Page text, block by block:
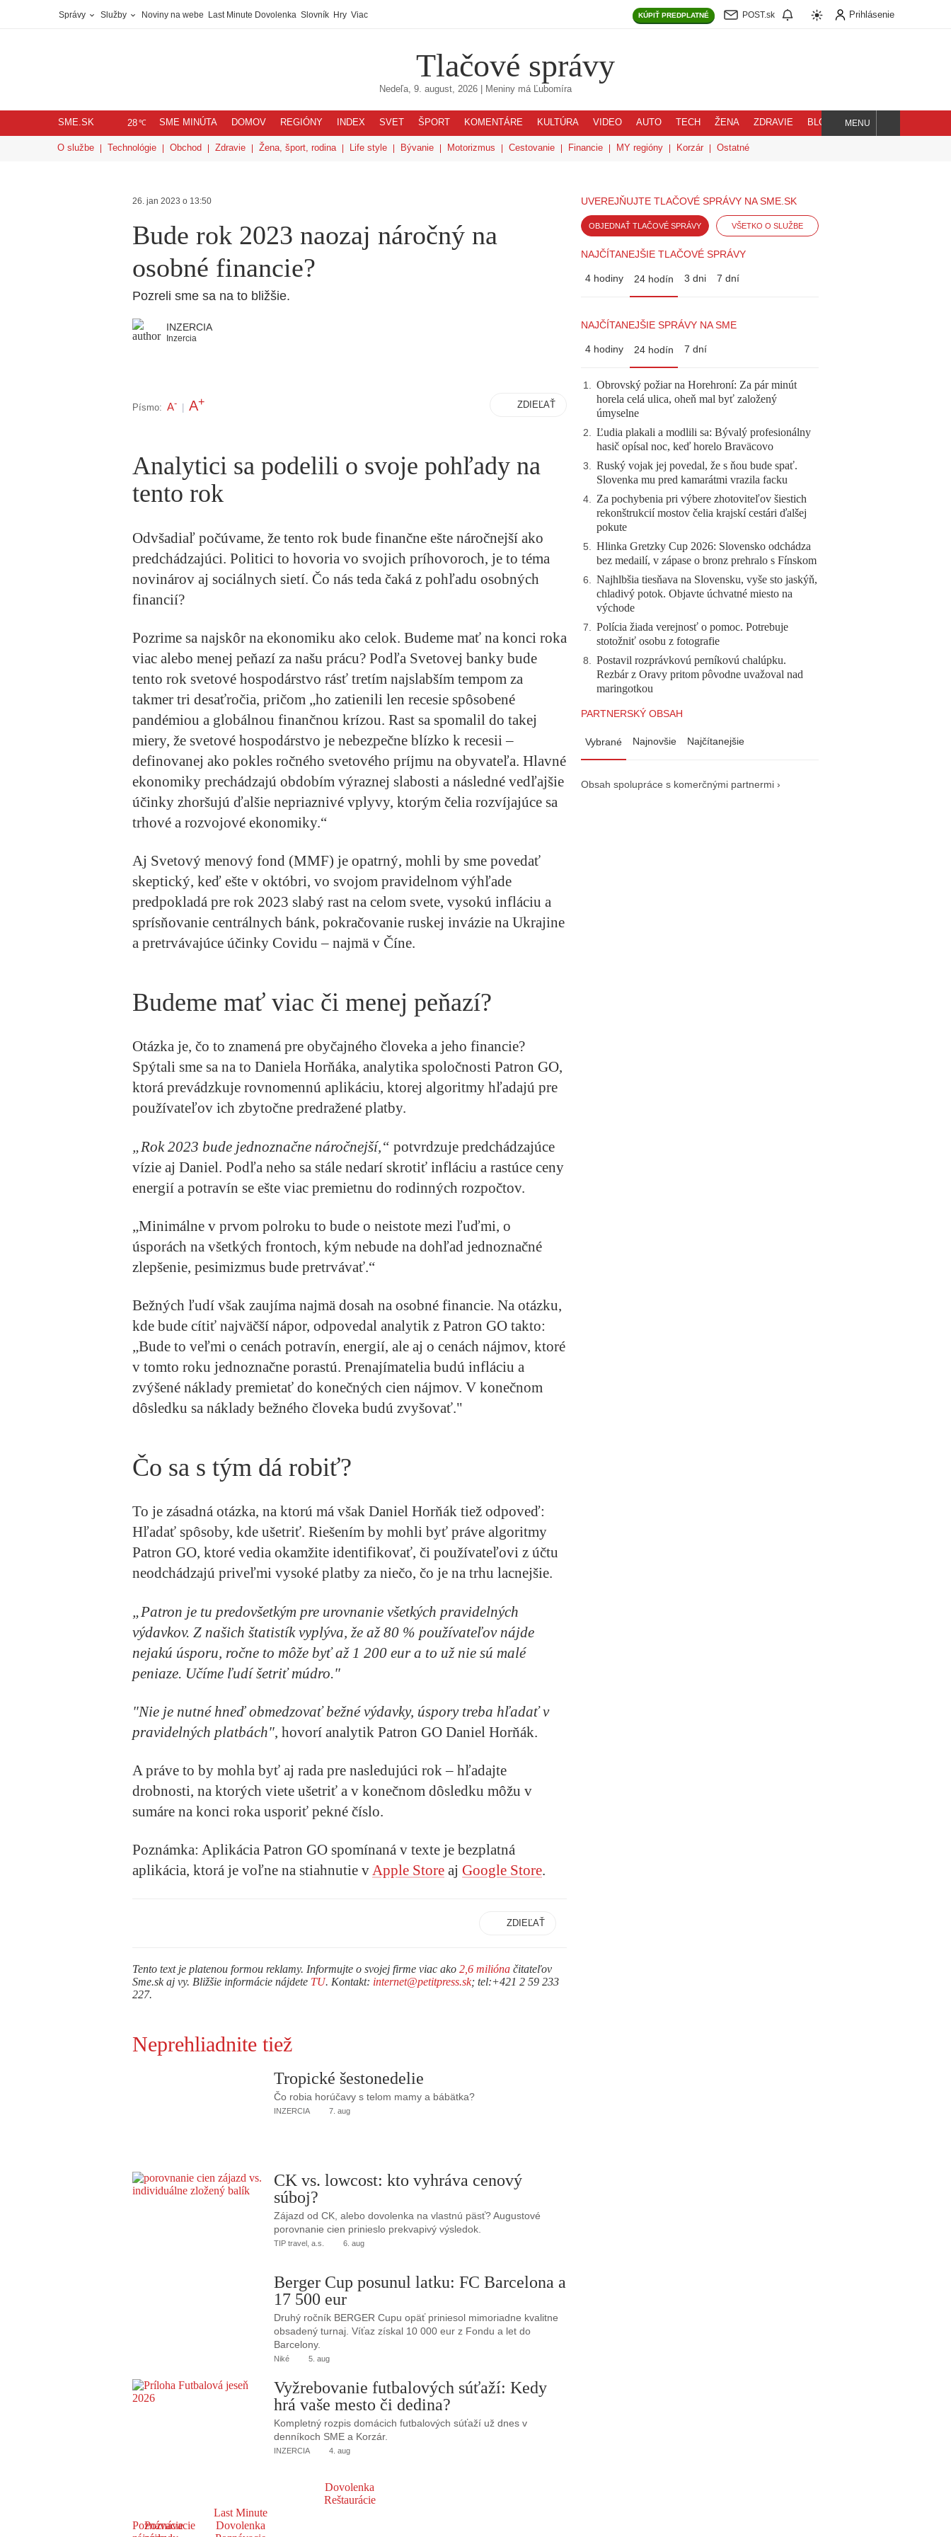
Správy Služby Noviny na webe Last Minute Dovolenka Slovník Hry Viac KÚPIŤ PREDPLATNÉ POST.sk Prihlásenie
Tlačové správy
Nedeľa, 9. august, 2026 | Meniny má Ľubomíra
SME.SK 28℃ SME MINÚTA DOMOV REGIÓNY INDEX SVET ŠPORT KOMENTÁRE KULTÚRA VIDEO AUTO TECH ŽENA ZDRAVIE BLOG
Hľadaj
MENU
O službe Technológie Obchod Zdravie Žena, šport, rodina Life style Bývanie Motorizmus Cestovanie Financie MY regióny Korzár Ostatné
26. jan 2023 o 13:50
Bude rok 2023 naozaj náročný na
osobné financie?
Pozreli sme sa na to bližšie.
INZERCIA
Inzercia
Písmo: A- A+ ZDIEĽAŤ
Analytici sa podelili o svoje pohľady na
tento rok
Odvšadiaľ počúvame, že tento rok bude finančne ešte náročnejší ako
predchádzajúci. Politici to hovoria vo svojich príhovoroch, je to téma
novinárov aj sociálnych sietí. Čo nás teda čaká z pohľadu osobných
financií?
Pozrime sa najskôr na ekonomiku ako celok. Budeme mať na konci roka
viac alebo menej peňazí za našu prácu? Podľa Svetovej banky bude
tento rok svetové hospodárstvo rásť tretím najslabším tempom za
takmer tri desaťročia, pričom „ho zatienili len recesie spôsobené
pandémiou a globálnou finančnou krízou. Rast sa spomalil do takej
miery, že svetové hospodárstvo je nebezpečne blízko k recesii –
definovanej ako pokles ročného svetového príjmu na obyvateľa. Hlavné
ekonomiky prechádzajú obdobím výraznej slabosti a následné vedľajšie
účinky zhoršujú ďalšie nepriaznivé vplyvy, ktorým čelia rozvíjajúce sa
trhové a rozvojové ekonomiky.“
Aj Svetový menový fond (MMF) je opatrný, mohli by sme povedať
skeptický, keď ešte v októbri, vo svojom pravidelnom výhľade
predpokladá pre rok 2023 slabý rast na celom svete, vysokú infláciu a
sprísňovanie centrálnych bánk, pokračovanie ruskej invázie na Ukrajine
a pretrvávajúce účinky Covidu – najmä v Číne.
Budeme mať viac či menej peňazí?
Otázka je, čo to znamená pre obyčajného človeka a jeho financie?
Spýtali sme sa na to Daniela Horňáka, analytika spoločnosti Patron GO,
ktorá prevádzkuje rovnomennú aplikáciu, ktorej algoritmy hľadajú pre
používateľov ich zbytočne predražené platby.
„Rok 2023 bude jednoznačne náročnejší,“ potvrdzuje predchádzajúce
vízie aj Daniel. Podľa neho sa stále nedarí skrotiť infláciu a rastúce ceny
energií a potravín se ešte viac premietnu do rodinných rozpočtov.
„Minimálne v prvom polroku to bude o neistote mezi ľuďmi, o
úsporách na všetkých frontoch, kým nebude na dohľad jednoznačné
zlepšenie, pesimizmus bude pretrvávať.“
Bežných ľudí však zaujíma najmä dosah na osobné financie. Na otázku,
kde bude cítiť najväčší nápor, odpovedal analytik z Patron GO takto:
„Bude to veľmi o cenách potravín, energií, ale aj o cenách nájmov, ktoré
v tomto roku jednoznačne porastú. Prenajímatelia budú infláciu a
zvýšené náklady premietať do konečných cien nájmov. V konečnom
dôsledku sa náklady bežného človeka budú zvyšovať."
Čo sa s tým dá robiť?
To je zásadná otázka, na ktorú má však Daniel Horňák tiež odpoveď:
Hľadať spôsoby, kde ušetriť. Riešením by mohli byť práve algoritmy
Patron GO, ktoré vedia okamžite identifikovať, či používateľovi z účtu
neodchádzajú priveľmi vysoké platby za niečo, čo je na trhu lacnejšie.
„Patron je tu predovšetkým pre urovnanie všetkých pravidelných
výdavkov. Z našich štatistík vyplýva, že až 80 % používateľov nájde
nejakú úsporu, ročne to môže byť až 1 200 eur a to už nie sú malé
peniaze. Učíme ľudí šetriť múdro."
"Nie je nutné hneď obmedzovať bežné výdavky, úspory treba hľadať v
pravidelných platbách", hovorí analytik Patron GO Daniel Horňák.
A práve to by mohla byť aj rada pre nasledujúci rok – hľadajte
drobnosti, na ktorých viete ušetriť a v konečnom dôsledku môžu v
sumáre na konci roka usporiť pekné číslo.
Poznámka: Aplikácia Patron GO spomínaná v texte je bezplatná
aplikácia, ktorá je voľne na stiahnutie vApple Store aj Google Store.
ZDIEĽAŤ
Tento text je platenou formou reklamy. Informujte o svojej firme viac ako 2,6 milióna čitateľov
Sme.sk aj vy. Bližšie informácie nájdete TU. Kontakt: internet@petitpress.sk; tel:+421 2 59 233
227.
UVEREJŇUJTE TLAČOVÉ SPRÁVY NA SME.SK
OBJEDNAŤ TLAČOVÉ SPRÁVY VŠETKO O SLUŽBE
NAJČÍTANEJŠIE TLAČOVÉ SPRÁVY
4 hodiny 24 hodín 3 dni 7 dní
NAJČÍTANEJŠIE SPRÁVY NA SME
4 hodiny 24 hodín 7 dní
1. Obrovský požiar na Horehroní: Za pár minút
horela celá ulica, oheň mal byť založený
úmyselne
2. Ľudia plakali a modlili sa: Bývalý profesionálny
hasič opísal noc, keď horelo Braväcovo
3. Ruský vojak jej povedal, že s ňou bude spať.
Slovenka mu pred kamarátmi vrazila facku
4. Za pochybenia pri výbere zhotoviteľov šiestich
rekonštrukcií mostov čelia krajskí cestári ďalšej
pokute
5. Hlinka Gretzky Cup 2026: Slovensko odchádza
bez medailí, v zápase o bronz prehralo s Fínskom
6. Najhlbšia tiesňava na Slovensku, vyše sto jaskýň,
chladivý potok. Objavte úchvatné miesto na
východe
7. Polícia žiada verejnosť o pomoc. Potrebuje
stotožniť osobu z fotografie
8. Postavil rozprávkovú perníkovú chalúpku.
Rezbár z Oravy pritom pôvodne uvažoval nad
maringotkou
PARTNERSKÝ OBSAH
Vybrané Najnovšie Najčítanejšie
Obsah spolupráce s komerčnými partnermi ›
Neprehliadnite tiež
Tropické šestonedelie
Čo robia horúčavy s telom mamy a bábätka?
INZERCIA 7. aug
CK vs. lowcost: kto vyhráva cenový
súboj?
Zájazd od CK, alebo dovolenka na vlastnú päsť? Augustové
porovnanie cien prinieslo prekvapivý výsledok.
TIP travel, a.s. 6. aug
Berger Cup posunul latku: FC Barcelona a
17 500 eur
Druhý ročník BERGER Cupu opäť priniesol mimoriadne kvalitne
obsadený turnaj. Víťaz získal 10 000 eur z Fondu a let do
Barcelony.
Niké 5. aug
Vyžrebovanie futbalových súťaží: Kedy
hrá vaše mesto či dedina?
Kompletný rozpis domácich futbalových súťaží už dnes v
denníkoch SME a Korzár.
INZERCIA 4. aug
Dovolenka
Reštaurácie
Poznávacie
Poznávacie
Last Minute
Dovolenka